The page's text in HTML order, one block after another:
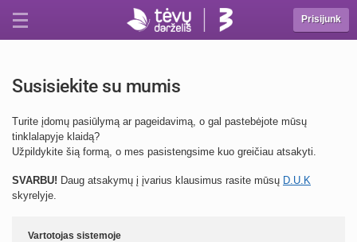
Prisijunk
Susisiekite su mumis
Turite įdomų pasiūlymą ar pageidavimą, o gal pastebėjote mūsų
tinklalapyje klaidą?
Užpildykite šią formą, o mes pasistengsime kuo greičiau atsakyti.
SVARBU! Daug atsakymų į įvarius klausimus rasite mūsų D.U.K
skyrelyje.
Vartotojas sistemoje